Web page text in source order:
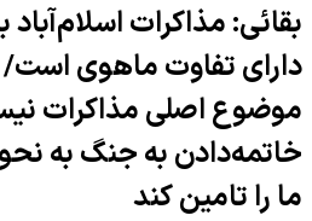
بقائی: مذاکرات
دارای تفاوت ماهوی است/
موضوع اصلی مذاکرات
خاتمه‌دادن به جنگ به
ما را تامین کند